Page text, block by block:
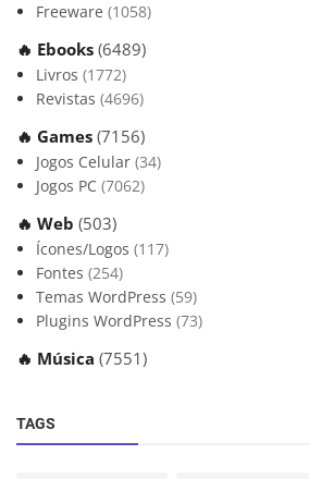
Freeware (1058)
🔥 Ebooks (6489)
Livros (1772)
Revistas (4696)
🔥 Games (7156)
Jogos Celular (34)
Jogos PC (7062)
🔥 Web (503)
Ícones/Logos (117)
Fontes (254)
Temas WordPress (59)
Plugins WordPress (73)
🔥 Música (7551)
TAGS